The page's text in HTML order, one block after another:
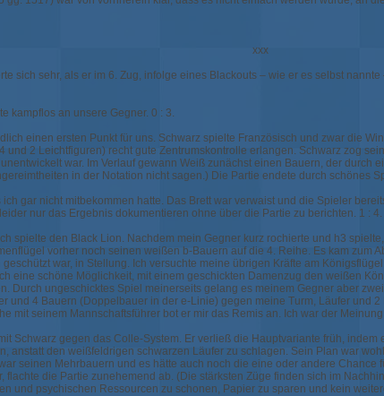
xxx
sich sehr, als er im 6. Zug, infolge eines Blackouts – wie er es selbst
kampflos an unsere Gegner. 0 : 3.
einen ersten Punkt für uns. Schwarz spielte Französisch und zwar die
und 2 Leichtfiguren) recht gute Zentrumskontrolle erlangen. Schwarz zog
war. Im Verlauf gewann Weiß zunächst einen Bauern, der
in der Notation nicht sagen.) Die Partie endete durch schönes
gar nicht mitbekommen hatte. Das Brett war verwaist und die Spieler
nur das Ergebnis dokumentieren ohne über die Partie zu berichten. 1 : 4.
spielte den Black Lion. Nachdem mein Gegner kurz rochierte und h3
vorher noch seinen weißen b-Bauern auf die 4. Reihe. Es kam zum
war, in Stellung. Ich versuchte meine übrigen Kräfte am
eine schöne Möglichkeit, mit einem geschickten Damenzug den weißen
Durch ungeschicktes Spiel meinerseits gelang es meinem Gegner aber
und 4 Bauern (Doppelbauer in der e-Linie) gegen meine Turm, Läufer und
mit seinem Mannschaftsführer bot er mir das Remis an. Ich war der
Schwarz gegen das Colle-System. Er verließ die Hauptvariante früh,
anstatt den weißfeldrigen schwarzen Läufer zu schlagen. Sein Plan war
seinen Mehrbauern und es hätte auch noch die eine oder andere
die Partie zunehemend ab. (Die stärksten Züge finden sich im
und psychischen Ressourcen zu schonen, Papier zu sparen und kein